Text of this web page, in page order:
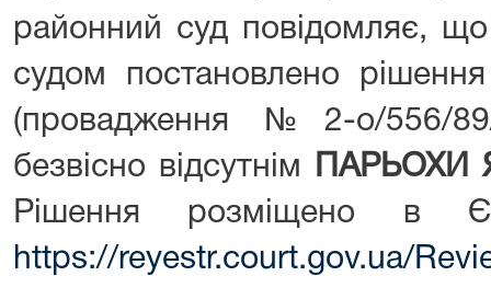
районний суд повідомляє,
судом постановлено
(провадження №2-о/556/
безвісно відсутнім
ПАРЬОХИ
Рішення розміщено в
https://reyestr.court.gov.ua/